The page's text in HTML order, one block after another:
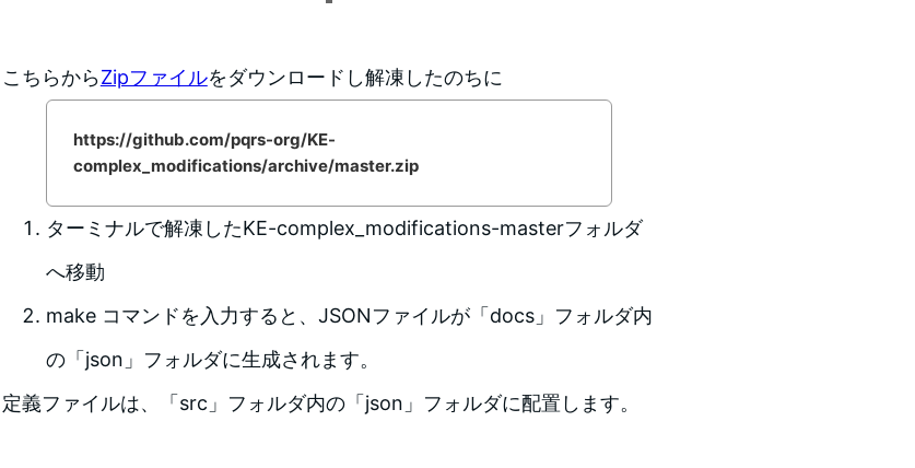
こちらからZipファイルをダウンロードし解凍したのちに
https://github.com/pqrs-org/KE-
complex_modifications/archive/master.zip
ターミナルで解凍したKE-complex_modifications-masterフォルダ
へ移動
make コマンドを入力すると、JSONファイルが「docs」フォルダ内
の「json」フォルダに生成されます。
定義ファイルは、「src」フォルダ内の「json」フォルダに配置します。